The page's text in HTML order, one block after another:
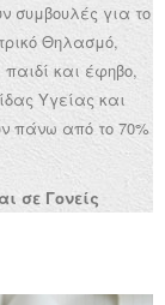
συμβουλές για το
Θηλασμό,
και έφηβο,
Υγείας και
πάνω από το 70%
σε Γονείς